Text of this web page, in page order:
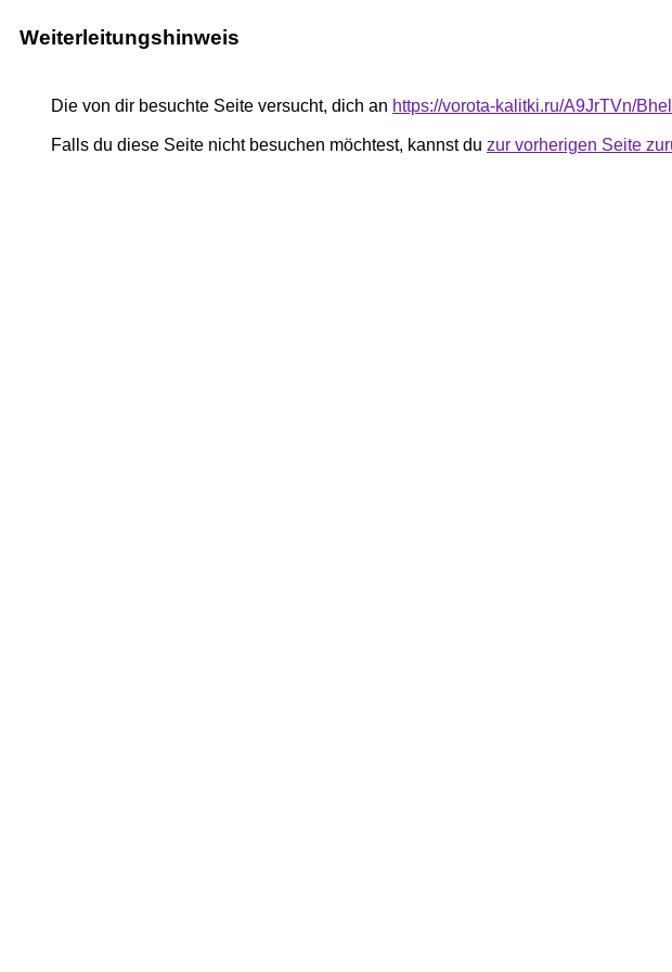
Weiterleitungshinweis
Die von dir besuchte Seite versucht, dich an https://vorota-kalitki.ru/A9JrTVn/
Falls du diese Seite nicht besuchen möchtest, kannst du zur vorherigen Seite